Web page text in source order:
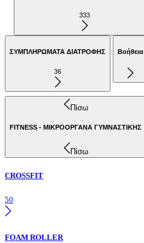
333
ΣΥΜΠΛΗΡΩΜΑΤΑ ΔΙΑΤΡΟΦΗΣ
36
Βοήθεια
Πίσω
FITNESS - ΜΙΚΡΟΟΡΓΑΝΑ ΓΥΜΝΑΣΤΙΚΗΣ
Πίσω
CROSSFIT
50
FOAM ROLLER